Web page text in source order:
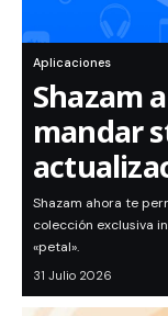
Aplicaciones
Shazam
mandar
Shazam ahora te
colección exclusiva
«petal».
31 Julio 2026